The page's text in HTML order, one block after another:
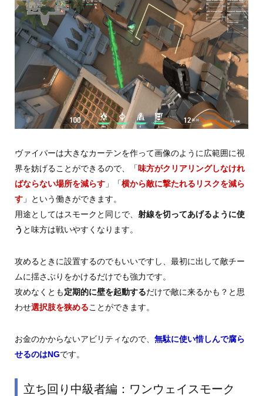
ヴァイパーは大きなカーテンを作って画像のように広範囲に視
界を妨げることができるので、「 味方がクリアリングしなけれ
ばならない場所を減らす」「横から敵に撃たれるリスクを減ら
す」という働きができます。
用途としてはスモークと同じで、 射線を切ってあげるように使
う と味方は戦いやすくなります。
攻めるときに設置するのでもいいですし、最初に出して敵チー
ムに揺さぶりをかけるだけでも強力です。
攻めなくとも定期的に壁を起動するだけで敵に来るかも？と思
わせ選択肢を狭めることができます。
お金のかからないアビリティなので、 無駄に使い惜しんで腐ら
せるのはNGです。
立ち回り中級者編：ワンウェイスモーク